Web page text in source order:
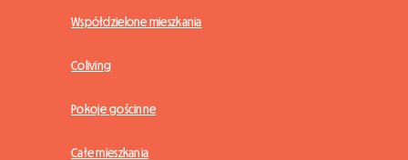
Współdzielone mieszkania
Coliving
Pokoje gościnne
Całe mieszkania